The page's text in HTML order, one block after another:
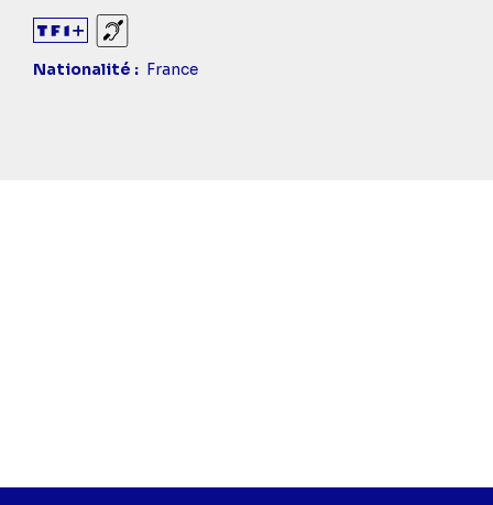
Sourds et malentendants
Nationalité
France